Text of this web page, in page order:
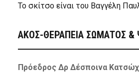
Το σκίτσο είναι του Βαγγέλη
ΑΚΟΣ-ΘΕΡΑΠΕΙΑ ΣΩΜΑΤΟΣ &
Πρόεδρος Δρ Δέσποινα